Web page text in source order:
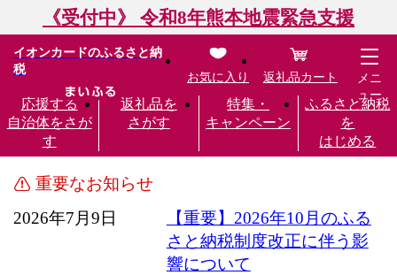
《受付中》 令和8年熊本地震緊急支援
イオンカードのふるさと納
税
応援する
自治体をさが
す
返礼品を
さがす
特集・
キャンペーン
ふるさと納税
を
はじめる
お気に入り 返礼品カート
メニ
ュー
重要なお知らせ
2026年7月9日
【重要】2026年10月のふる
さと納税制度改正に伴う影
響について